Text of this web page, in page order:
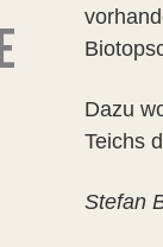
Dazu
Teichs
Stefan